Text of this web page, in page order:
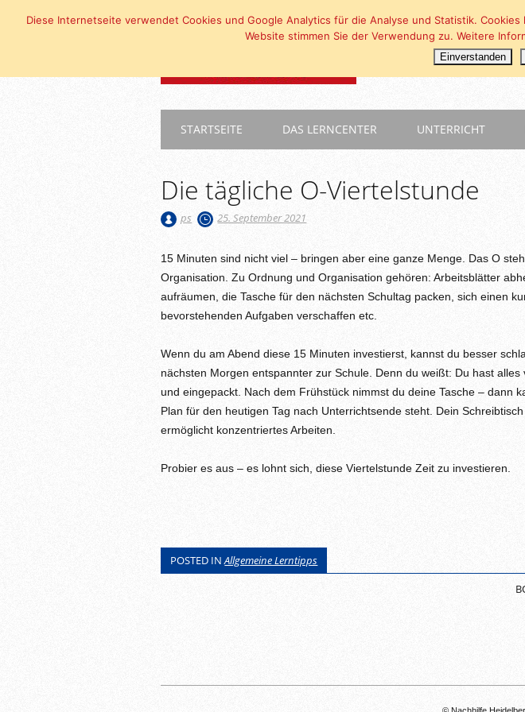
Main menu
STARTSEITE DAS LERNCENTER UNTERRICHT
Die tägliche O-Viertelstunde
ps 25. September 2021
15 Minuten sind nicht viel – bringen aber eine ganze Menge. Das O
Organisation. Zu Ordnung und Organisation gehören: Arbeitsblätter
aufräumen, die Tasche für den nächsten Schultag packen, sich einen
bevorstehenden Aufgaben verschaffen etc.
Wenn du am Abend diese 15 Minuten investierst, kannst du besser
nächsten Morgen entspannter zur Schule. Denn du weißt: Du hast alles
und eingepackt. Nach dem Frühstück nimmst du deine Tasche – dann
Plan für den heutigen Tag nach Unterrichtsende steht. Dein
ermöglicht konzentriertes Arbeiten.
Probier es aus – es lohnt sich, diese Viertelstunde Zeit zu investieren.
POSTED INAllgemeine Lerntipps
Diese Internetseite verwendet Cookies und Google Analytics für die Analyse und Statistik.
Website stimmen Sie der Verwendung zu. Weitere
Einverstanden